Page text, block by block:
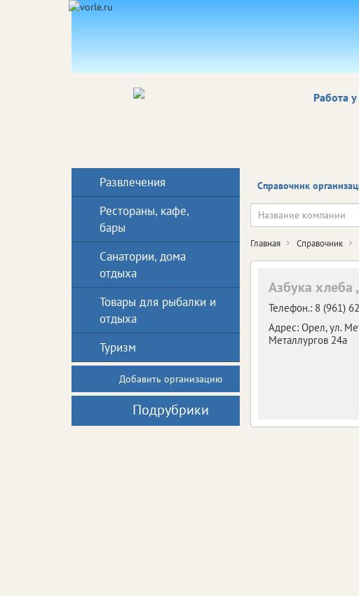
Работа у
Справочник
Главная Справочник
Азбука хлеба
Телефон.: 8 (961)
Адрес: Орел,ул.
Металлургов 24а
Развлечения
Рестораны, кафе,
бары
Санатории, дома
отдыха
Товары для рыбалки и
отдыха
Туризм
Добавить организацию
Подрубрики